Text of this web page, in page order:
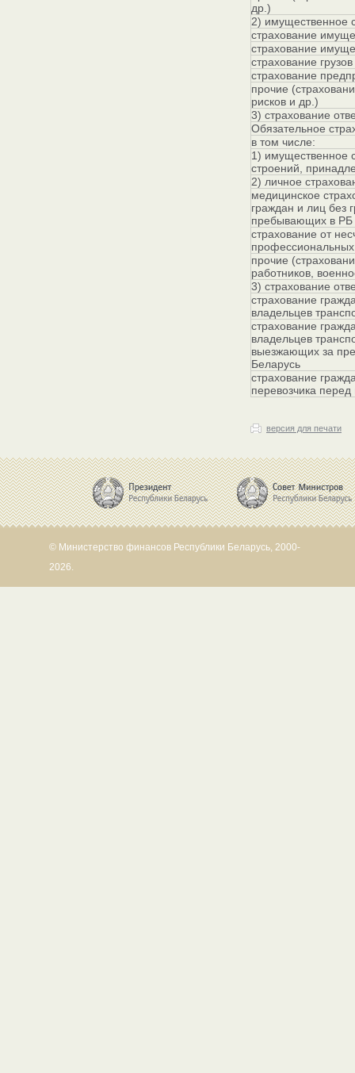
др.)
2) имущественное
страхование
страхование
страхование грузов
страхование
прочие
рисков и др.)
3) страхование
Обязательное
в том числе:
1) имущественное
строений,
2) личное
медицинское
граждан и лиц без
пребывающих в РБ
страхование от
прочие
работников,
3) страхование
страхование
владельцев
страхование
владельцев
выезжающих за
Беларусь
страхование
перевозчика
версия для печати
© Министерство финансов Республики Беларусь, 2000-
2026.